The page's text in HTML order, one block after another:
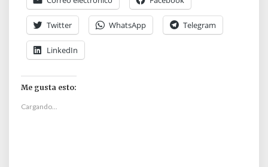
Twitter WhatsApp Telegram
LinkedIn
Me gusta esto:
Cargando...